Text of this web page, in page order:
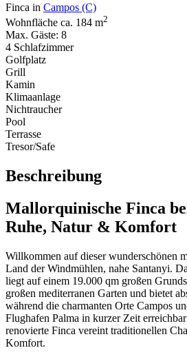
Finca in Campos (C)
Wohnfläche ca. 184 m2
Max. Gäste: 8
4 Schlafzimmer
Golfplatz
Grill
Kamin
Klimaanlage
Nichtraucher
Pool
Terrasse
Tresor/Safe
Beschreibung
Mallorquinische Finca
Ruhe, Natur & Komfort
Willkommen auf dieser wunderschönen
Land der Windmühlen, nahe Santanyi.
liegt auf einem 19.000 qm großen
großen mediterranen Garten und bietet
während die charmanten Orte Campos
Flughafen Palma in kurzer Zeit
renovierte Finca vereint traditionellen
Komfort.